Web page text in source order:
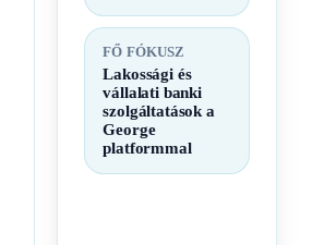
FŐ FÓKUSZ
Lakossági és
vállalati banki
szolgáltatások a
George
platformmal